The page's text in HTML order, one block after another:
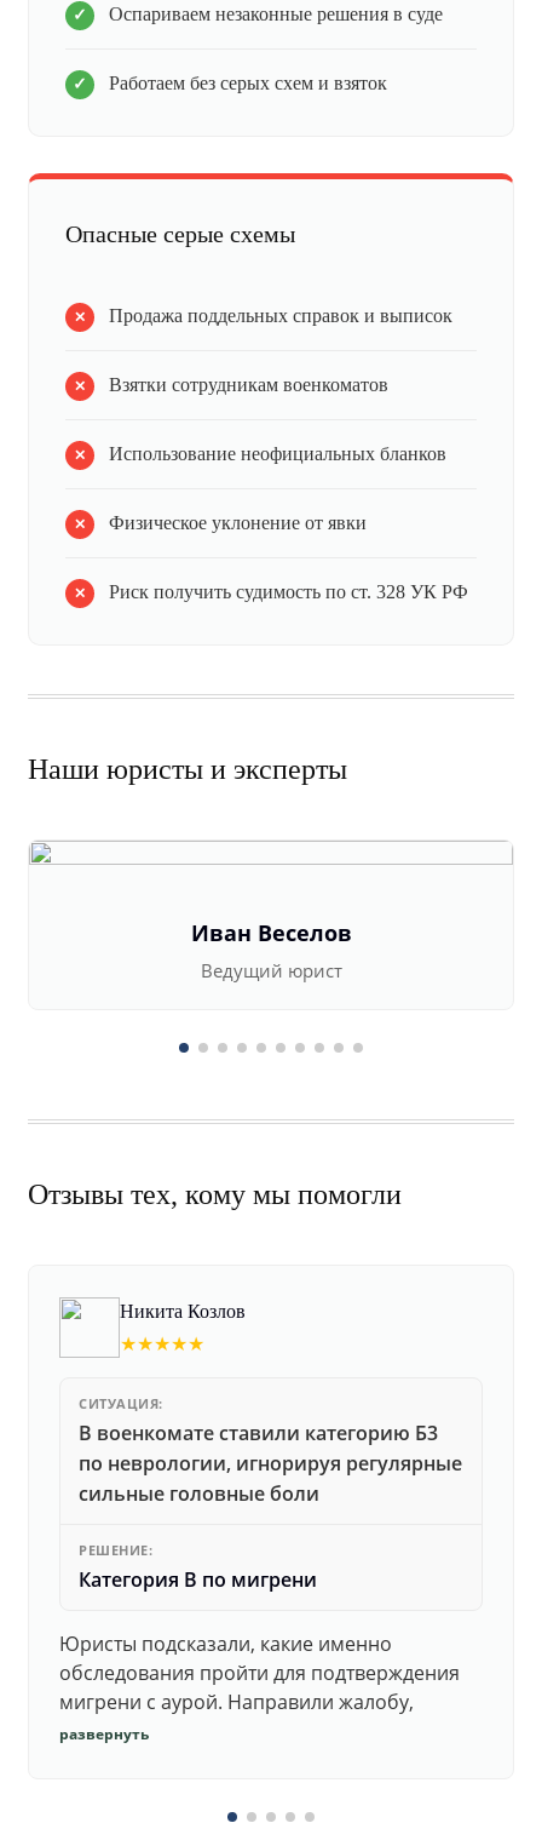
Оспариваем незаконные решения в суде
Работаем без серых схем и взяток
Опасные серые схемы
Продажа поддельных справок и выписок
Взятки сотрудникам военкоматов
Использование неофициальных бланков
Физическое уклонение от явки
Риск получить судимость по ст. 328 УК РФ
Наши юристы и эксперты
Иван Веселов
Ведущий юрист
Отзывы тех, кому мы помогли
Никита Козлов
★★★★★
СИТУАЦИЯ:
В военкомате ставили категорию Б3
по неврологии, игнорируя регулярные
сильные головные боли
РЕШЕНИЕ:
Категория В по мигрени
Юристы подсказали, какие именно
обследования пройти для подтверждения
мигрени с аурой. Направили жалобу,
добились повторного осмотра и списания в
развернуть